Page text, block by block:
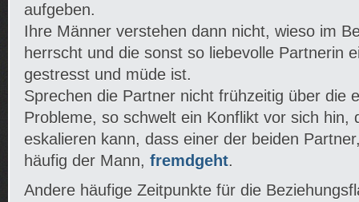
aufgeben.
Ihre Männer verstehen dann nicht, wieso im
herrscht und die sonst so liebevolle Partnerin
gestresst und müde ist.
Sprechen die Partner nicht frühzeitig über die
Probleme, so schwelt ein Konflikt vor sich hin,
eskalieren kann, dass einer der beiden
häufig der Mann, fremdgeht.
Andere häufige Zeitpunkte für die